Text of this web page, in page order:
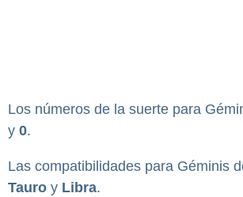
Los números de la suerte para
y 0.
Las compatibilidades para Géminis
Tauro y Libra.